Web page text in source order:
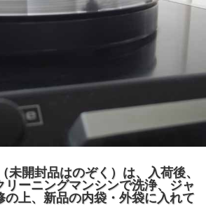
未開封品はのぞく）は、入荷後、
リーニングマンシンで洗浄、ジャ
の上、新品の内袋・外袋に入れて